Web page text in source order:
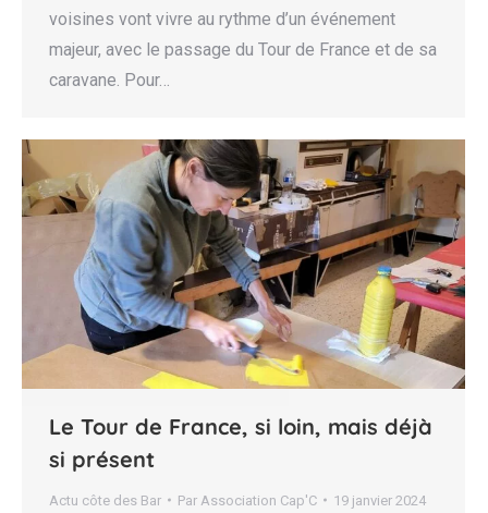
voisines vont vivre au rythme d’un événement
majeur, avec le passage du Tour de France et de sa
caravane. Pour…
Le Tour de France, si loin, mais déjà
si présent
Actu côte des Bar Par Association Cap'C 19 janvier 2024